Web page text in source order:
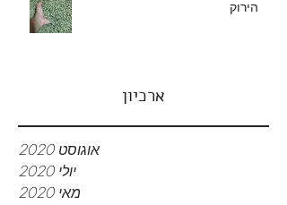
הירוק
ארכיון
אוגוסט 2020
יולי 2020
מאי 2020